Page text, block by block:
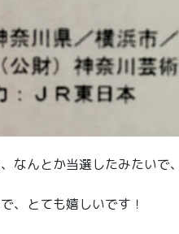
なんとか当選したみたいで
、とても嬉しいです！